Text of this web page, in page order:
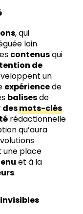
, qui
loin
contenusqui
de
un
expériencede
balisesde
desmots-clés
rédactionnelle
qu’aura
place
et à la
.